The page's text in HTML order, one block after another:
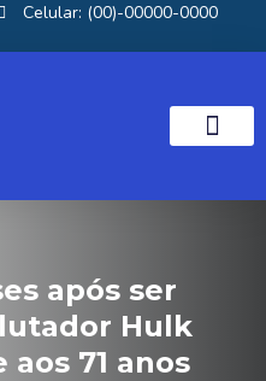
Celular: (00)-00000-0000
após ser
Hulk
71 anos